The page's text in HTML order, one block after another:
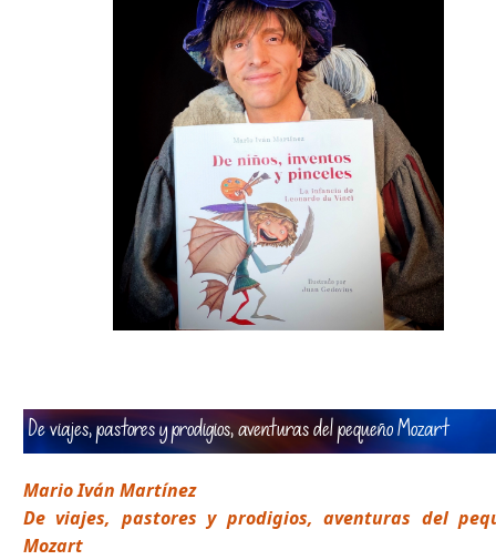
De viajes, pastores y prodigios, aventuras del pequeño Mozart
Mario Iván Martínez
De viajes, pastores y prodigios, aventuras del
Mozart